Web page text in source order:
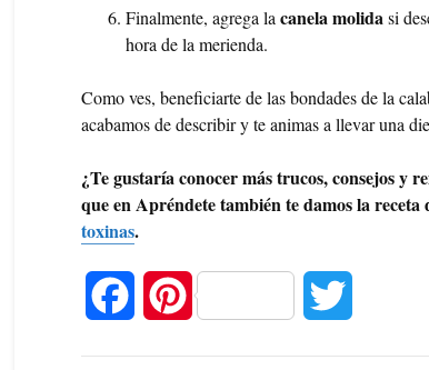
Finalmente, agrega la canela molidasi
hora de la merienda.
Como ves, beneficiarte de las bondades de la
acabamos de describir y te animas a llevar una
¿Te gustaría conocer más trucos, consejos y
que en Apréndete también te damos la receta
toxinas.
P